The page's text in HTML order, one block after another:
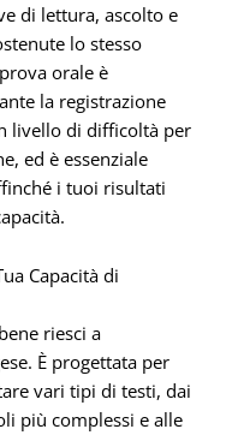
di lettura, ascolto e
lo stesso
orale è
la registrazione
livello di difficoltà per
ed è essenziale
i tuoi risultati
Capacità di
riesci a
È progettata per
vari tipi di testi, dai
più complessi e alle